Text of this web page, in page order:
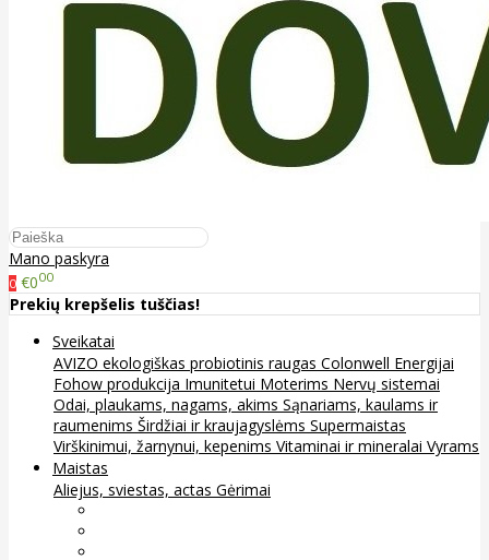
Mano paskyra
0 €000
Prekių krepšelis tuščias!
Sveikatai
AVIZO ekologiškas probiotinis raugas Colonwell Energijai
Fohow produkcija Imunitetui Moterims Nervų sistemai
Odai, plaukams, nagams, akims Sąnariams, kaulams ir
raumenims Širdžiai ir kraujagyslėms Supermaistas
Virškinimui, žarnynui, kepenims Vitaminai ir mineralai Vyrams
Maistas
Aliejus, sviestas, actas Gėrimai